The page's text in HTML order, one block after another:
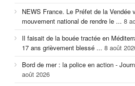
NEWS France. Le Préfet de la Vendée
mouvement national de rendre le ... 8
Il faisait de la bouée tractée en
17 ans grièvement blessé ... 8 août
Bord de mer : la police en action -
août 2026